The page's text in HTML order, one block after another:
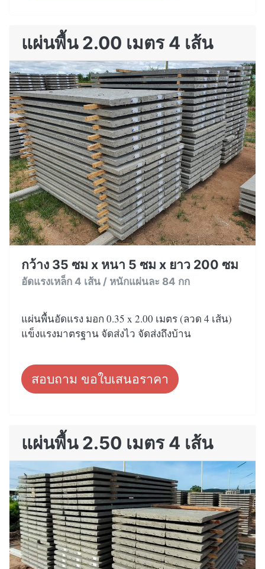
แผ่นพื้น 2.00 เมตร 4 เส้น
กว้าง 35 ซม x หนา 5 ซม x ยาว 200 ซม
อัดแรงเหล็ก 4 เส้น / หนักแผ่นละ 84 กก
แผ่นพื้นอัดแรง มอก 0.35 x 2.00 เมตร (ลวด 4 เส้น)
แข็งแรงมาตรฐาน จัดส่งไว จัดส่งถึงบ้าน
สอบถาม ขอใบเสนอราคา
แผ่นพื้น 2.50 เมตร 4 เส้น